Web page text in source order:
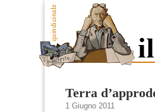
Terra
1 Giugno 2011